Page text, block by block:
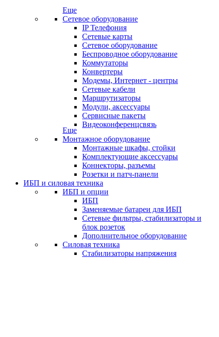
Еще
Сетевое оборудование
IP Телефония
Сетевые карты
Сетевое оборудование
Беспроводное оборудование
Коммутаторы
Конвертеры
Модемы, Интернет - центры
Сетевые кабели
Маршрутизаторы
Модули, аксессуары
Сервисные пакеты
Видеоконференцсвязь
Еще
Монтажное оборудование
Монтажные шкафы, стойки
Комплектующие аксессуары
Коннекторы, разъемы
Розетки и патч-панели
ИБП и силовая техника
ИБП и опции
ИБП
Заменяемые батареи для ИБП
Сетевые фильтры, стабилизаторы и
блок розеток
Дополнительное оборудование
Силовая техника
Стабилизаторы напряжения